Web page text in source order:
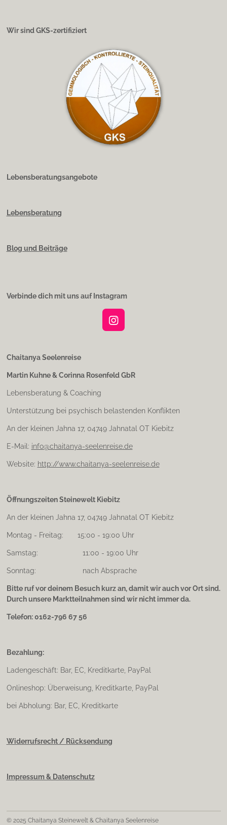
Wir sind GKS-zertifiziert
Lebensberatungsangebote
Lebensberatung
Blog und Beiträge
Verbinde dich mit uns auf Instagram
I
g
m
Chaitanya Seelenreise
Martin Kuhne & Corinna Rosenfeld GbR
Lebensberatung & Coaching
Unterstützung bei psychisch belastenden Konflikten
An der kleinen Jahna 17, 04749 Jahnatal OT Kiebitz
E-Mail: info@chaitanya-seelenreise.de
Website: http://www.chaitanya-seelenreise.de
Öffnungszeiten Steinewelt Kiebitz
An der kleinen Jahna 17, 04749 Jahnatal OT Kiebitz
Montag - Freitag: 15:00 - 19:00 Uhr
Samstag: 11:00 - 19:00 Uhr
Sonntag: nach Absprache
Bitte ruf vor deinem Besuch kurz an, damit wir auch vor Ort sind.
Durch unsere Marktteilnahmen sind wir nicht immer da.
Telefon: 0162-796 67 56
Bezahlung:
Ladengeschäft: Bar, EC, Kreditkarte, PayPal
Onlineshop: Überweisung, Kreditkarte, PayPal
bei Abholung: Bar, EC, Kreditkarte
Widerrufsrecht / Rücksendung
Impressum & Datenschutz
© 2025 Chaitanya Steinewelt & Chaitanya Seelenreise